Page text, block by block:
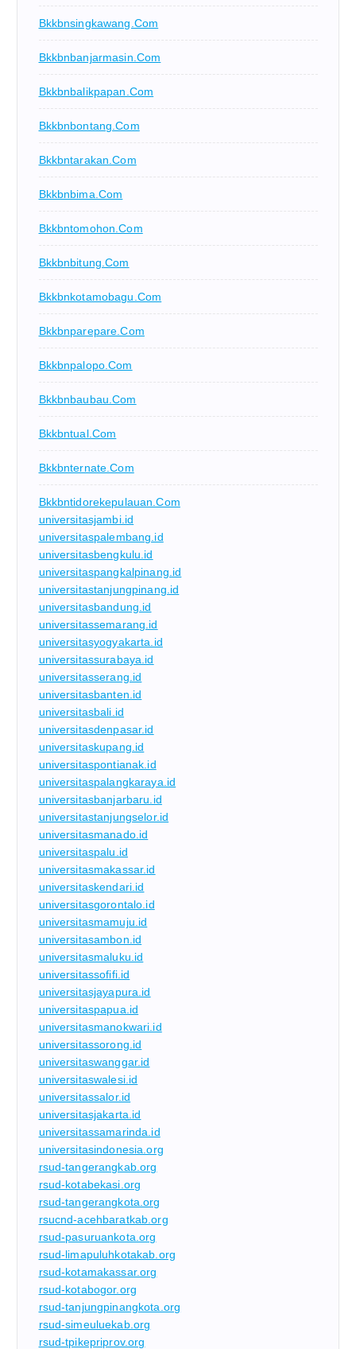
Bkkbnsingkawang.com
Bkkbnbanjarmasin.com
Bkkbnbalikpapan.com
Bkkbnbontang.com
Bkkbntarakan.com
Bkkbnbima.com
Bkkbntomohon.com
Bkkbnbitung.com
Bkkbnkotamobagu.com
Bkkbnparepare.com
Bkkbnpalopo.com
Bkkbnbaubau.com
Bkkbntual.com
Bkkbnternate.com
Bkkbntidorekepulauan.com
universitasjambi.id
universitaspalembang.id
universitasbengkulu.id
universitaspangkalpinang.id
universitastanjungpinang.id
universitasbandung.id
universitassemarang.id
universitasyogyakarta.id
universitassurabaya.id
universitasserang.id
universitasbanten.id
universitasbali.id
universitasdenpasar.id
universitaskupang.id
universitaspontianak.id
universitaspalangkaraya.id
universitasbanjarbaru.id
universitastanjungselor.id
universitasmanado.id
universitaspalu.id
universitasmakassar.id
universitaskendari.id
universitasgorontalo.id
universitasmamuju.id
universitasambon.id
universitasmaluku.id
universitassofifi.id
universitasjayapura.id
universitaspapua.id
universitasmanokwari.id
universitassorong.id
universitaswanggar.id
universitaswalesi.id
universitassalor.id
universitasjakarta.id
universitassamarinda.id
universitasindonesia.org
rsud-tangerangkab.org
rsud-kotabekasi.org
rsud-tangerangkota.org
rsucnd-acehbaratkab.org
rsud-pasuruankota.org
rsud-limapuluhkotakab.org
rsud-kotamakassar.org
rsud-kotabogor.org
rsud-tanjungpinangkota.org
rsud-simeuluekab.org
rsud-tpikepriprov.org